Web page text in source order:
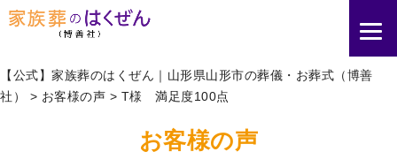
【公式】家族葬のはくぜん｜山形県山形市の葬儀・お葬式（博善
社）
> お客様の声 > T様 満足度100点
お客様の声